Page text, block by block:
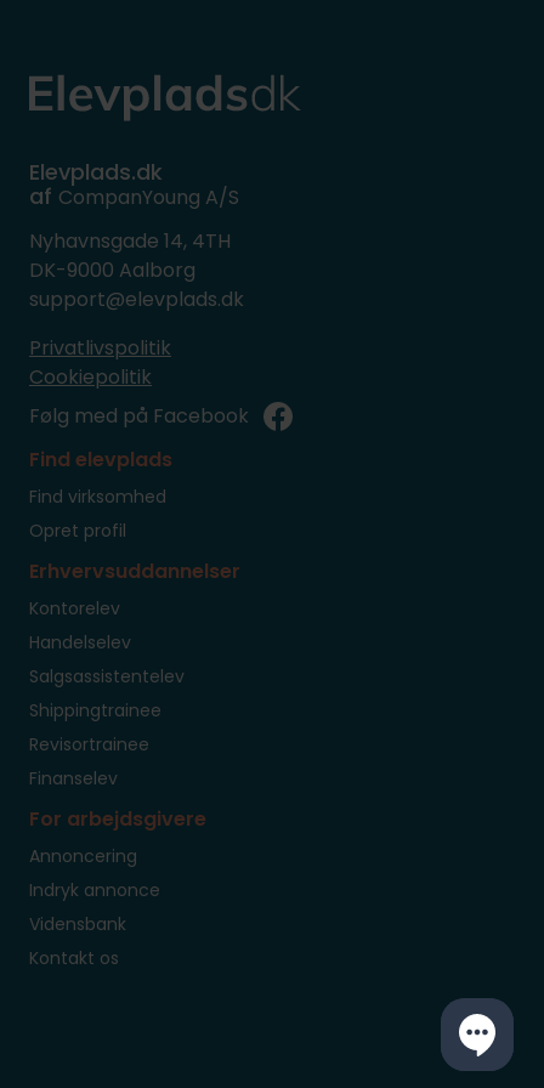
Elevplads.dk
af CompanYoung A/S
Nyhavnsgade 14, 4TH
DK-9000 Aalborg
support@elevplads.dk
Privatlivspolitik
Cookiepolitik
Følg med på Facebook
Find elevplads
Find virksomhed
Opret profil
Erhvervsuddannelser
Kontorelev
Handelselev
Salgsassistentelev
Shippingtrainee
Revisortrainee
Finanselev
For arbejdsgivere
Annoncering
Indryk annonce
Vidensbank
Kontakt os